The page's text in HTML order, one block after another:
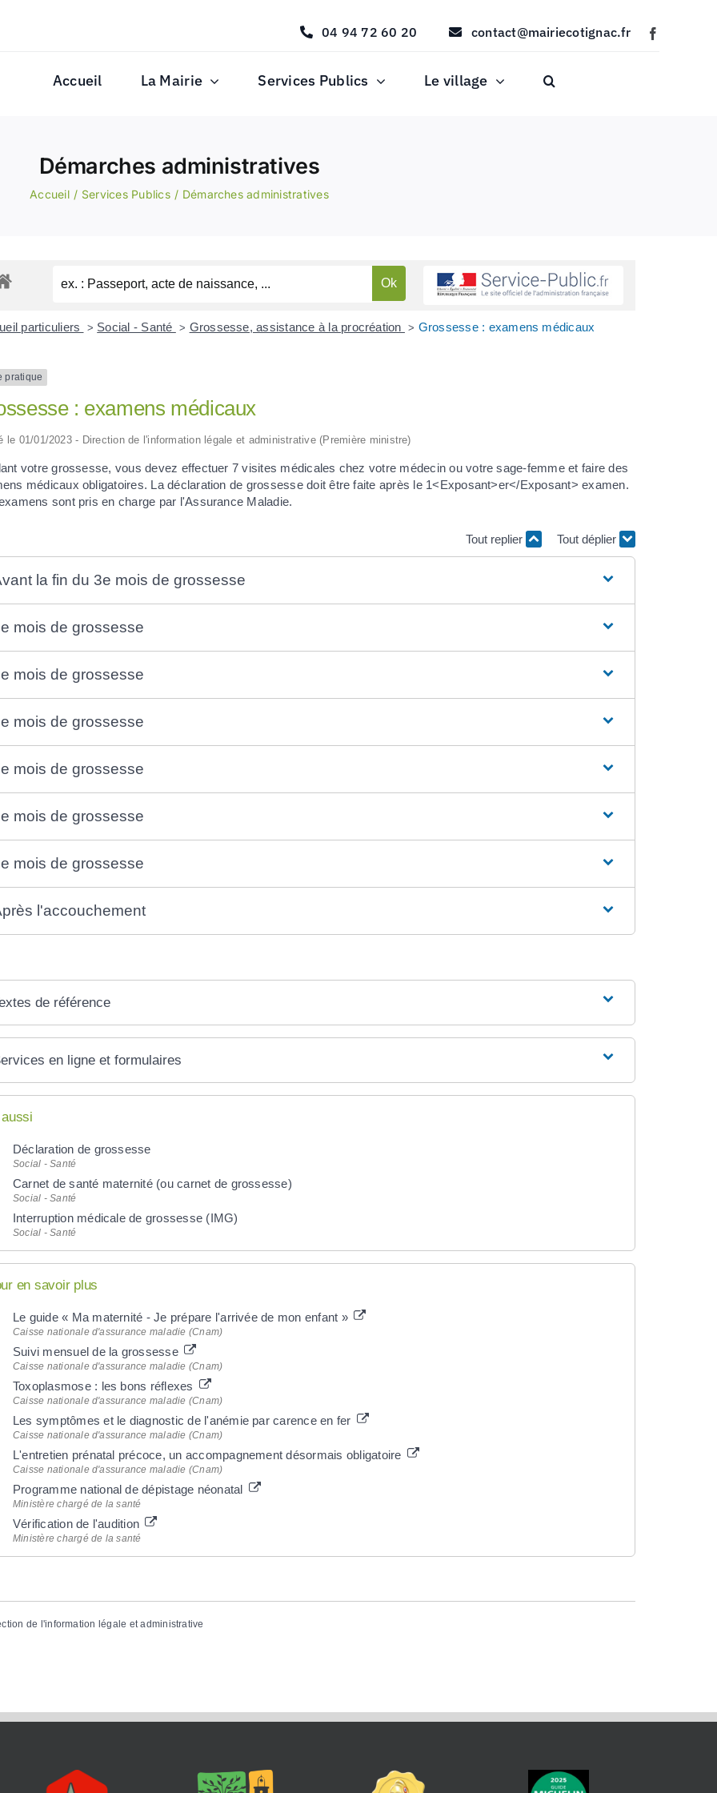
04 94 72 60 20 contact@mairiecotignac.fr
Accueil La Mairie Services Publics Le village
Démarches administratives
Accueil Services Publics Démarches administratives
particuliers > Social - Santé > Grossesse, assistance à la procréation > Grossesse : examens médicaux
pratique
: examens médicaux
le 01/01/2023 - Direction de l'information légale et administrative (Première ministre)
votre grossesse, vous devez effectuer 7 visites médicales chez votre médecin ou votre sage-femme et faire des
médicaux obligatoires. La déclaration de grossesse doit être faite après le 1<Exposant>er</Exposant> examen.
sont pris en charge par l'Assurance Maladie.
Tout replier Tout déplier
la fin du 3e mois de grossesse
mois de grossesse
mois de grossesse
mois de grossesse
mois de grossesse
mois de grossesse
mois de grossesse
l'accouchement
de référence
en ligne et formulaires
Déclaration de grossesse
Social - Santé
Carnet de santé maternité (ou carnet de grossesse)
Social - Santé
Interruption médicale de grossesse (IMG)
Social - Santé
en savoir plus
Le guide « Ma maternité - Je prépare l'arrivée de mon enfant »
Caisse nationale d'assurance maladie (Cnam)
Suivi mensuel de la grossesse
Caisse nationale d'assurance maladie (Cnam)
Toxoplasmose : les bons réflexes
Caisse nationale d'assurance maladie (Cnam)
Les symptômes et le diagnostic de l'anémie par carence en fer
Caisse nationale d'assurance maladie (Cnam)
L'entretien prénatal précoce, un accompagnement désormais obligatoire
Caisse nationale d'assurance maladie (Cnam)
Programme national de dépistage néonatal
Ministère chargé de la santé
Vérification de l'audition
Ministère chargé de la santé
de l'information légale et administrative